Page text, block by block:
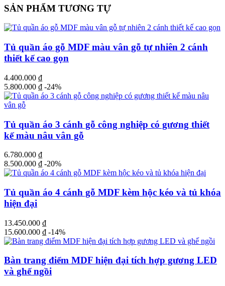
SẢN PHẨM TƯƠNG TỰ
Tủ quần áo gỗ MDF màu vân gỗ tự nhiên 2 cánh
thiết kế cao gọn
4.400.000 ₫
5.800.000 ₫ -24%
Tủ quần áo 3 cánh gỗ công nghiệp có gương thiết
kế màu nâu vân gỗ
6.780.000 ₫
8.500.000 ₫ -20%
Tủ quần áo 4 cánh gỗ MDF kèm hộc kéo và tủ khóa
hiện đại
13.450.000 ₫
15.600.000 ₫ -14%
Bàn trang điểm MDF hiện đại tích hợp gương LED
và ghế ngồi